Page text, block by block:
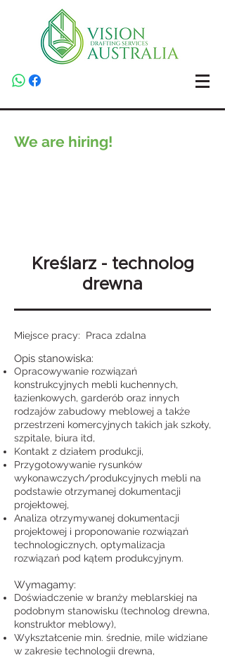
We are hiring!
Kreślarz - technolog
drewna
Miejsce pracy: Praca zdalna
Opis stanowiska:
Opracowywanie rozwiązań
konstrukcyjnych mebli kuchennych,
łazienkowych, garderób oraz innych
rodzajów zabudowy meblowej a także
przestrzeni komercyjnych takich jak szkoły,
szpitale, biura itd,
Kontakt z działem produkcji,
Przygotowywanie rysunków
wykonawczych/produkcyjnych mebli na
podstawie otrzymanej dokumentacji
projektowej,
Analiza otrzymywanej dokumentacji
projektowej i proponowanie rozwiązań
technologicznych, optymalizacja
rozwiązań pod kątem produkcyjnym.
Wymagamy:
Doświadczenie w branży meblarskiej na
podobnym stanowisku (technolog drewna,
konstruktor meblowy),
Wykształcenie min. średnie, mile widziane
w zakresie technologii drewna,